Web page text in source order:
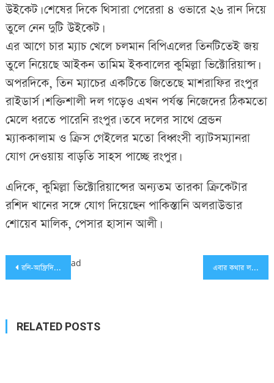
উইকেট। শেষের দিকে থিসারা পেরেরা ৪ ওভারে ২৬ রান দিয়ে
তুলে নেন দুটি উইকেট।
এর আগে চার ম্যাচ খেলে চলমান বিপিএলের তিনটিতেই জয়
তুলে নিয়েছে আইকন তামিম ইকবালের কুমিল্লা ভিক্টোরিয়ান্স।
অপরদিকে, তিন ম্যাচের একটিতে জিতেছে মাশরাফির রংপুর
রাইডার্স। শক্তিশালী দল গড়েও এখন পর্যন্ত নিজেদের ঠিকমতো
মেলে ধরতে পারেনি রংপুর। তবে দলের সাথে ব্রেন্ডন
ম্যাককালাম ও ক্রিস গেইলের মতো বিধ্বংসী ব্যাটসম্যানরা
যোগ দেওয়ায় বাড়তি সাহস পাচ্ছে রংপুর।
এদিকে, কুমিল্লা ভিক্টোরিয়ান্সের অন্যতম তারকা ক্রিকেটার
রশিদ খানের সঙ্গে যোগ দিয়েছেন পাকিস্তানি অলরাউন্ডার
শোয়েব মালিক, পেসার হাসান আলী।
Post
রনি-আফ্রিদির বোলিং তোপে বিশাল জয় ঢাকার এবার কথার লড়াইয়ে ইমরুল-রুবেল!
ad
RELATED POSTS